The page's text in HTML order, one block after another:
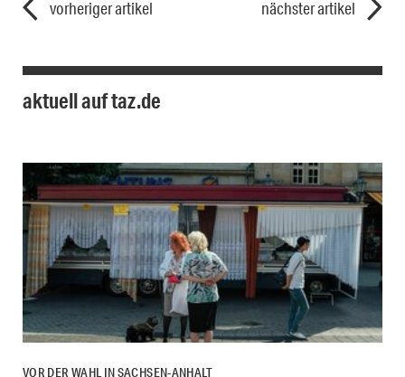
vorheriger artikel nächster artikel
aktuell auf taz.de
VOR DER WAHL IN SACHSEN-ANHALT